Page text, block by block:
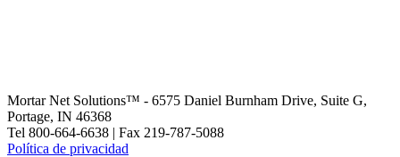
Mortar Net Solutions™ - 6575 Daniel Burnham Drive, Suite G,
Portage, IN 46368
Tel 800-664-6638 | Fax 219-787-5088
Política de privacidad